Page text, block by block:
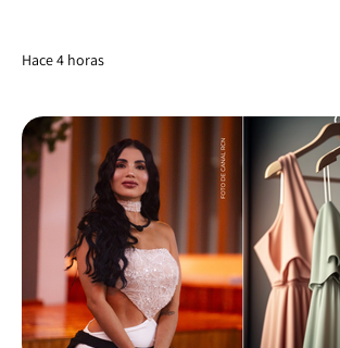
Hace 4 horas